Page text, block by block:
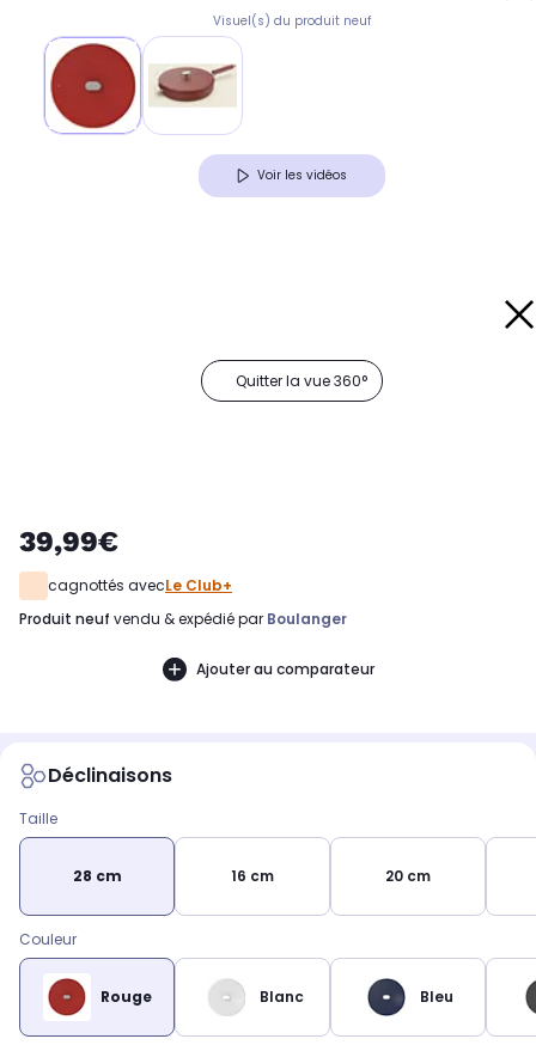
Visuel(s) du produit neuf
Voir les vidéos
Quitter la vue 360°
39,99€
cagnottés avecLe Club+
produit neuf vendu & expédié par Boulanger
Ajouter au comparateur
Déclinaisons
Taille
28 cm 16 cm 20 cm
Couleur
Rouge Blanc Bleu